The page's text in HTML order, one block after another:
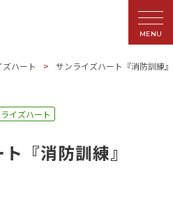
MENU
ハート サンライズハート『消防訓練』
イズハート
『消防訓練』